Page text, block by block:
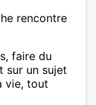
rencontre
faire du
sur un sujet
vie, tout